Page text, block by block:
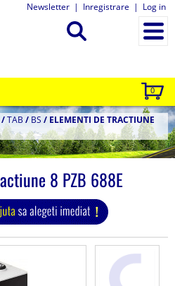
Newsletter | Inregistrare | Log in
0
/TAB / BS / ELEMENTI DE TRACTIUNE
8 PZB 688E